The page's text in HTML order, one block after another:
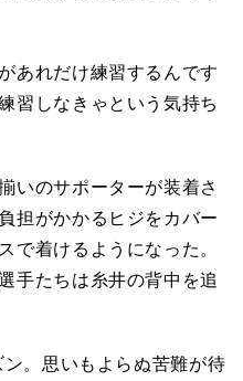
あれだけ練習するんです
習しなきゃという気持ち
いのサポーターが装着さ
担がかかるヒジをカバー
で着けるようになった。
手たちは糸井の背中を追
。思いもよらぬ苦難が待